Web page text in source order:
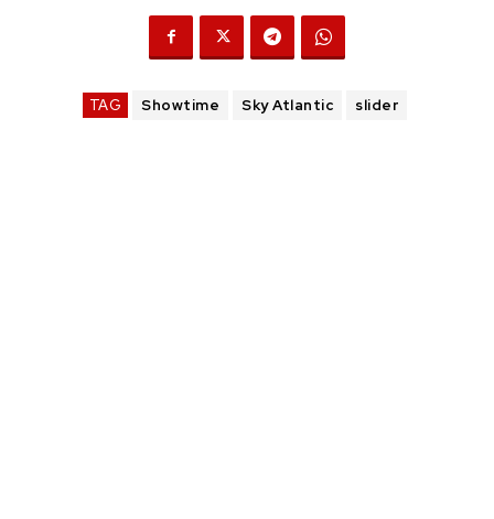
TAG Showtime Sky Atlantic slider